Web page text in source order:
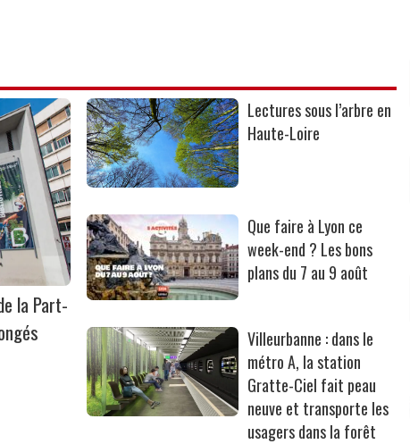
la Part-
Lectures sous l’arbre en
Haute-Loire
Que faire à Lyon ce
week-end ? Les bons
plans du 7 au 9 août
Villeurbanne : dans le
métro A, la station
Gratte-Ciel fait peau
neuve et transporte les
usagers dans la forêt